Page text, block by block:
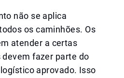
não se aplica
os caminhões. Os
atender a certas
fazer parte do
aprovado. Isso